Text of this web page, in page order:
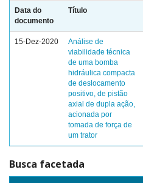
Data do
documento
Título
15-Dez-2020
Análise de
viabilidade técnica
de uma bomba
hidráulica compacta
de deslocamento
positivo, de pistão
axial de dupla ação,
acionada por
tomada de força de
um trator
Busca facetada